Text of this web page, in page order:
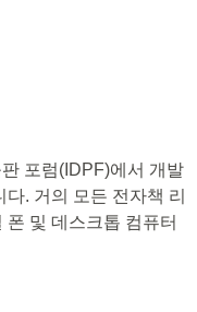
포럼(IDPF)에서 개발
. 거의 모든 전자책 리
및 데스크톱 컴퓨터